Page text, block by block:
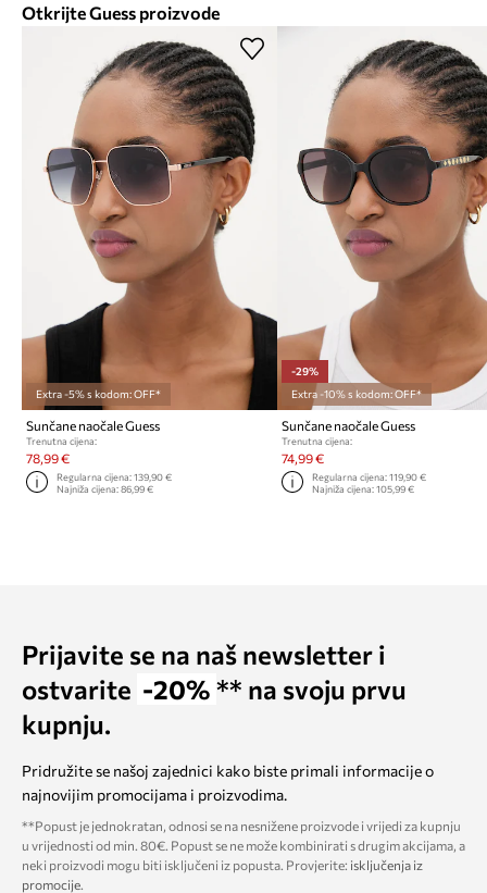
Otkrijte Guess proizvode
Extra -5% s kodom: OFF*
Sunčane naočale Guess
Trenutna cijena:
78,99 €
Regularna cijena:139,90 €
Najniža cijena:86,99 €
-29%
Extra -10% s kodom: OFF*
Sunčane naočale Guess
Trenutna cijena:
74,99 €
Regularna cijena: 119,90 €
Najniža cijena: 105,99 €
Prijavite se na naš newsletter i
ostvarite -20% ** na svoju prvu
kupnju.
Pridružite se našoj zajednici kako biste primali informacije o
najnovijim promocijama i proizvodima.
**Popust je jednokratan, odnosi se na nesnižene proizvode i vrijedi za kupnju
u vrijednosti od min. 80€. Popust se ne može kombinirati s drugim akcijama, a
neki proizvodi mogu biti isključeni iz popusta. Provjerite: isključenja iz
promocije